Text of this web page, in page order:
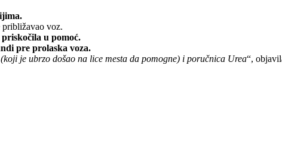
približavao voz.
u pomoć.
pre prolaska voza.
je ubrzo došao na lice mesta da pomogne) i poručnica Urea“,